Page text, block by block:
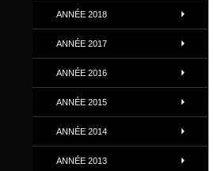
ANNÉE 2018
ANNÉE 2017
ANNÉE 2016
ANNÉE 2015
ANNÉE 2014
ANNÉE 2013